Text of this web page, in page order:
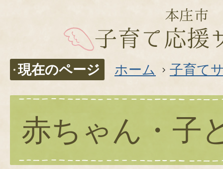
現在のページ ホーム 子育て
赤ちゃん・子